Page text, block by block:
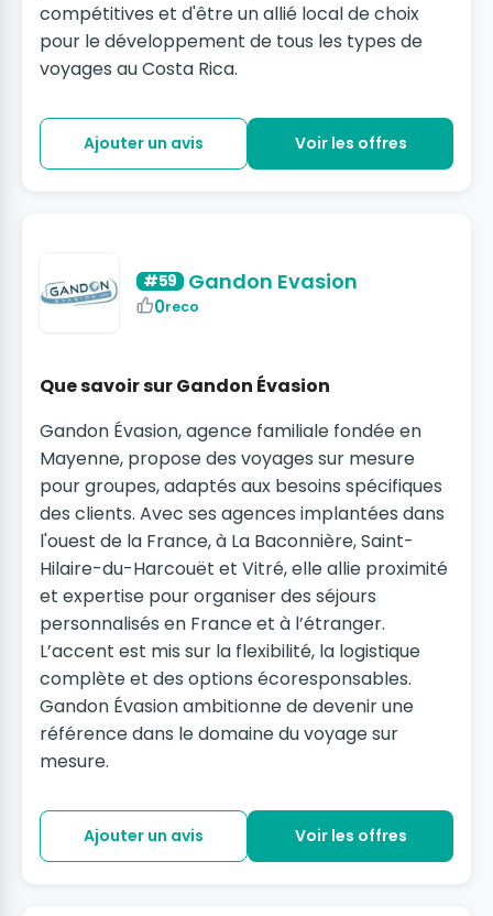
compétitives et d'être un allié local de choix
pour le développement de tous les types de
voyages au Costa Rica.
Ajouter un avis Voir les offres
#59 Gandon Evasion
0reco
Que savoir sur Gandon Évasion
Gandon Évasion, agence familiale fondée en
Mayenne, propose des voyages sur mesure
pour groupes, adaptés aux besoins spécifiques
des clients. Avec ses agences implantées dans
l'ouest de la France, à La Baconnière, Saint-
Hilaire-du-Harcouët et Vitré, elle allie proximité
et expertise pour organiser des séjours
personnalisés en France et à l’étranger.
L’accent est mis sur la flexibilité, la logistique
complète et des options écoresponsables.
Gandon Évasion ambitionne de devenir une
référence dans le domaine du voyage sur
mesure.
Ajouter un avis Voir les offres